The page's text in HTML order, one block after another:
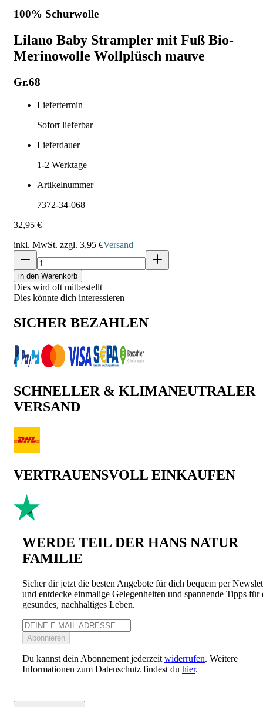
100% Schurwolle
Lilano Baby Strampler mit Fuß Bio-
Merinowolle Wollplüsch mauve
Gr.68
Liefertermin
Sofort lieferbar
Lieferdauer
1-2 Werktage
Artikelnummer
7372-34-068
32,95 €
inkl. MwSt. zzgl. 3,95 €Versand
in den Warenkorb
Dies wird oft mitbestellt
Dies könnte dich interessieren
SICHER BEZAHLEN
SCHNELLER & KLIMANEUTRALER
VERSAND
VERTRAUENSVOLL EINKAUFEN
WERDE TEIL DER HANS NATUR
FAMILIE
Sicher dir jetzt die besten Angebote für dich bequem per
und entdecke einmalige Gelegenheiten und spannende Tipps für
gesundes, nachhaltiges Leben.
Abonnieren
Du kannst dein Abonnement jederzeit widerrufen. Weitere
Informationen zum Datenschutz findest du hier.